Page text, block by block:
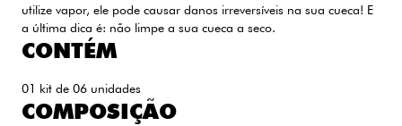
utilize vapor, ele pode causar danos irreversíveis na sua cueca! E
a última dica é: não limpe a sua cueca a seco.
CONTÉM
01 kit de 06 unidades
COMPOSIÇÃO